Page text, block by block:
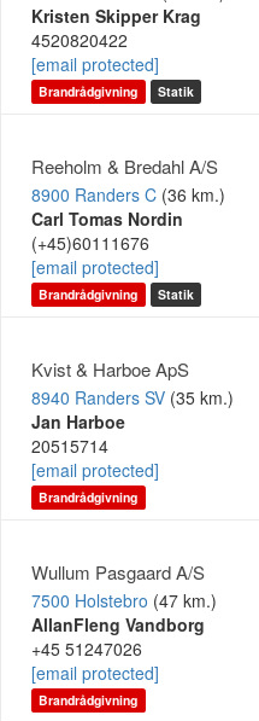
Kristen Skipper Krag
4520820422
[email protected]
Brandrådgivning Statik
Reeholm & Bredahl A/S
8900 Randers C (36 km.)
Carl Tomas Nordin
(+45)60111676
[email protected]
Brandrådgivning Statik
Kvist & Harboe ApS
8940 Randers SV (35 km.)
Jan Harboe
20515714
[email protected]
Brandrådgivning
Wullum Pasgaard A/S
7500 Holstebro (47 km.)
AllanFleng Vandborg
+45 51247026
[email protected]
Brandrådgivning